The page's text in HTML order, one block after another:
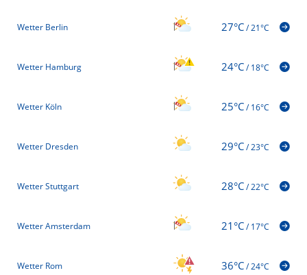
Wetter Berlin 27°C/21°C
Wetter Hamburg 24°C/18°C
Wetter Köln 25°C/16°C
Wetter Dresden 29°C/23°C
Wetter Stuttgart 28°C/22°C
Wetter Amsterdam 21°C/17°C
Wetter Rom 36°C/24°C